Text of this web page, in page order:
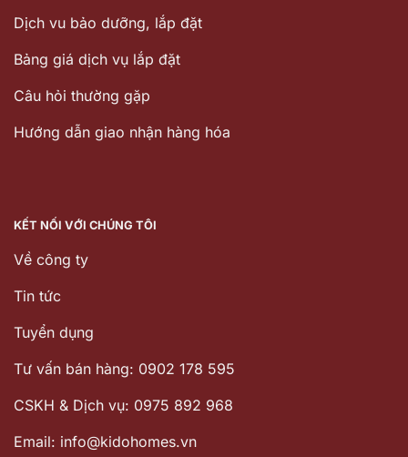
Dịch vu bảo dưỡng, lắp đặt
Bảng giá dịch vụ lắp đặt
Câu hỏi thường gặp
Hướng dẫn giao nhận hàng hóa
KẾT NỐI VỚI CHÚNG TÔI
Về công ty
Tin tức
Tuyển dụng
Tư vấn bán hàng: 0902 178 595
CSKH & Dịch vụ: 0975 892 968
Email: info@kidohomes.vn